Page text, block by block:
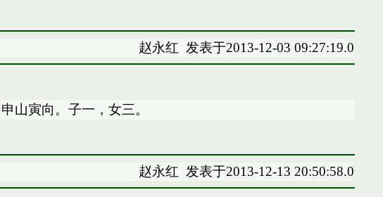
赵永红 发表于2013-12-03 09:27:19.0
山寅向。子一，女三。
赵永红 发表于2013-12-13 20:50:58.0